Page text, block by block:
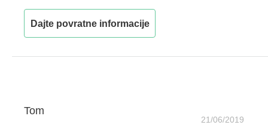
Dajte povratne informacije
Tom
21/06/2019